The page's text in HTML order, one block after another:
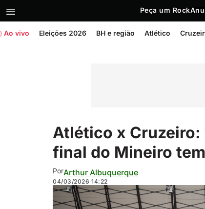
Peça um Rock
Ao vivo Eleições 2026 BH e região Atlético
Atlético x Cruzeiro:
final do Mineiro
PorArthur Albuquerque
04/03/2026 14:22